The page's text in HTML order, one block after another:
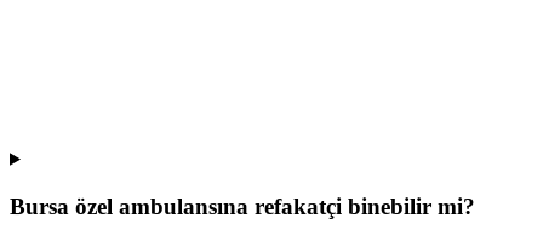
Bursa özel ambulansına refakatçi binebilir mi?